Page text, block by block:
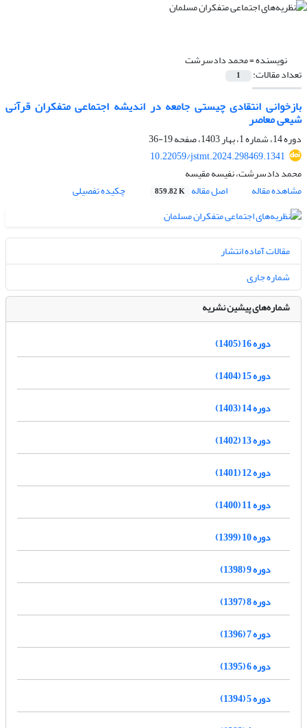
نویسنده =محمد دادسرشت
تعداد مقالات: 1
بازخوانی انتقادی چیستی جامعه در اندیشه اجتماعی متفکران قرآنی
شیعی معاصر
دوره 14، شماره 1، بهار 1403، صفحه
19-36
10.22059/jstmt.2024.298469.1341
محمد دادسرشت، نفیسه مقیسه
مشاهده مقاله
اصل مقاله 859.82 K چکیده تفصیلی
مقالات آماده انتشار
شماره جاری
شماره‌های پیشین نشریه
دوره 16 (1405)
دوره 15 (1404)
دوره 14 (1403)
دوره 13 (1402)
دوره 12 (1401)
دوره 11 (1400)
دوره 10 (1399)
دوره 9 (1398)
دوره 8 (1397)
دوره 7 (1396)
دوره 6 (1395)
دوره 5 (1394)